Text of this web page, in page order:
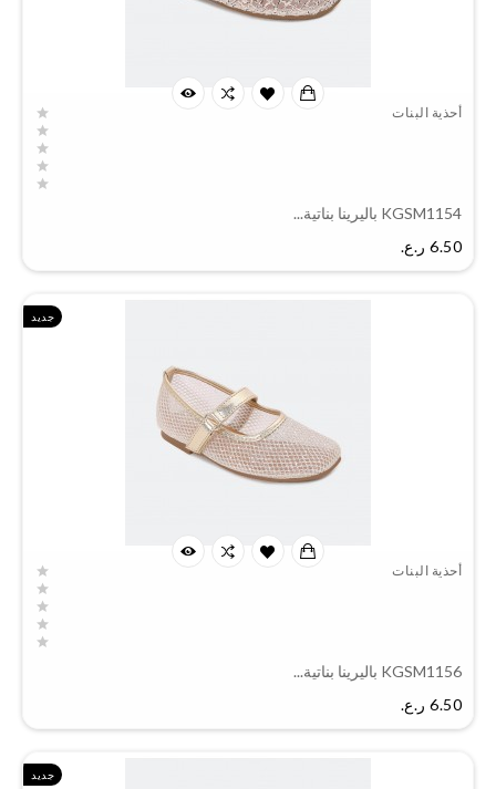
أحذية البنات
KGSM1154 باليرينا بناتية...
6.50 ر.ع.‏
جديد
أحذية البنات
KGSM1156 باليرينا بناتية...
6.50 ر.ع.‏
جديد